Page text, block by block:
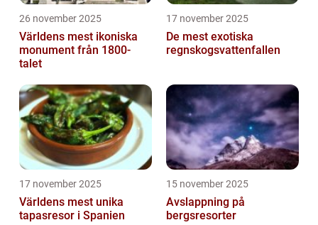
26 november 2025
Världens mest ikoniska
monument från 1800-
talet
17 november 2025
De mest exotiska
regnskogsvattenfallen
17 november 2025
Världens mest unika
tapasresor i Spanien
15 november 2025
Avslappning på
bergsresorter